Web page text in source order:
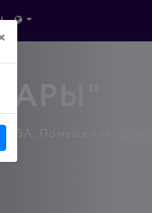
5А, Помещение "Дом